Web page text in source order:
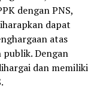
dengan PNS,
dapat
atas
Dengan
dan memiliki